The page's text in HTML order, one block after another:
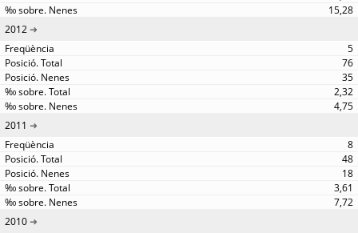
15,28
2012
5
76
35
2,32
4,75
2011
8
48
18
3,61
7,72
2010